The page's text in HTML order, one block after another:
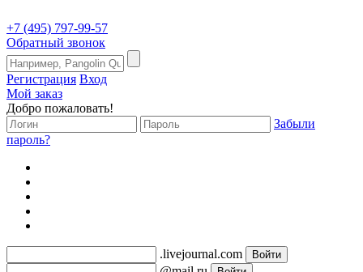
+7 (495) 797-99-57
Обратный звонок
Регистрация Вход
Мой заказ
Добро пожаловать!
Забыли
пароль?
.livejournal.com